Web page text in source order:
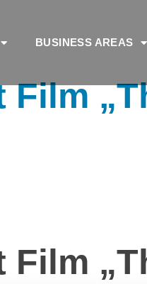
BUSINESS AREAS
Film